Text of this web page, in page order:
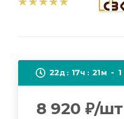
22д 17ч 21м 1
8 920 ₽/шт